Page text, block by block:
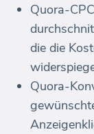
Quora-
die die
Quora-